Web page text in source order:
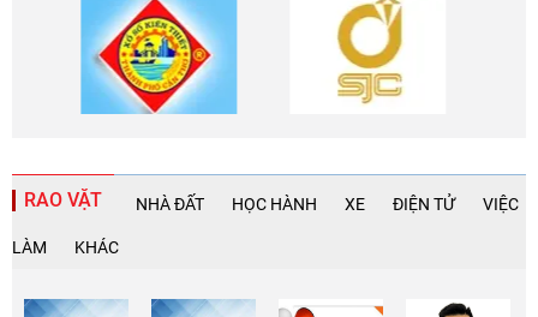
RAO VẶT NHÀ ĐẤT HỌC HÀNH XE ĐIỆN TỬ VIỆC
LÀM KHÁC